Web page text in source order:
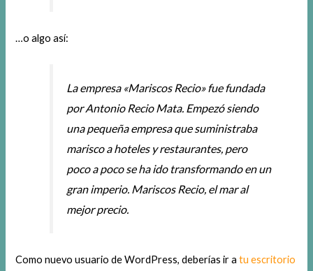
…o algo así:
La empresa «Mariscos Recio» fue fundada
por Antonio Recio Mata. Empezó siendo
una pequeña empresa que suministraba
marisco a hoteles y restaurantes, pero
poco a poco se ha ido transformando en un
gran imperio. Mariscos Recio, el mar al
mejor precio.
Como nuevo usuario de WordPress, deberías ir atu escritorio